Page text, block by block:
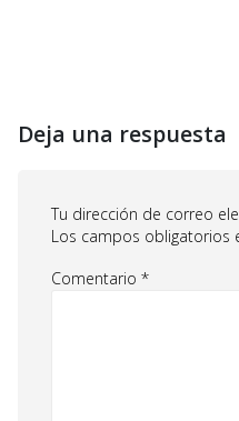
Deja una respuesta
Tu dirección de correo
Los campos obligatorios
Comentario *